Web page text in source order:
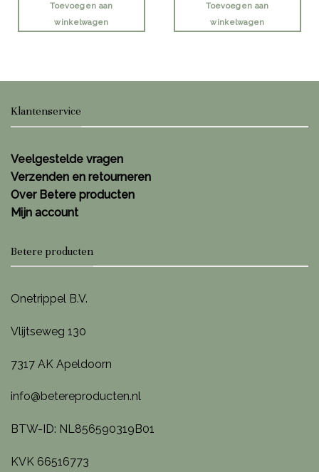
Toevoegen aan
winkelwagen
Toevoegen aan
winkelwagen
Klantenservice
Veelgestelde vragen
Verzenden en retourneren
Over Betere producten
Mijn account
Betere producten
Onetrippel B.V.
Vlijtseweg 130
7317 AK Apeldoorn
info@betereproducten.nl
BTW-ID: NL856590319B01
KVK 66516773